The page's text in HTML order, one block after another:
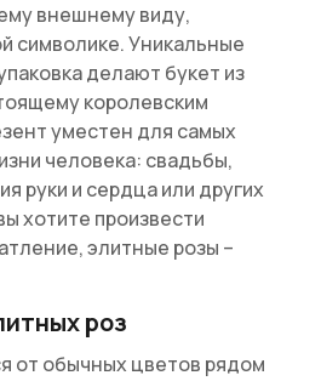
внешнему виду,
символике. Уникальные
делают букет из
королевским
уместен для самых
человека: свадьбы,
руки и сердца или других
хотите произвести
элитные розы –
роз
от обычных цветов рядом